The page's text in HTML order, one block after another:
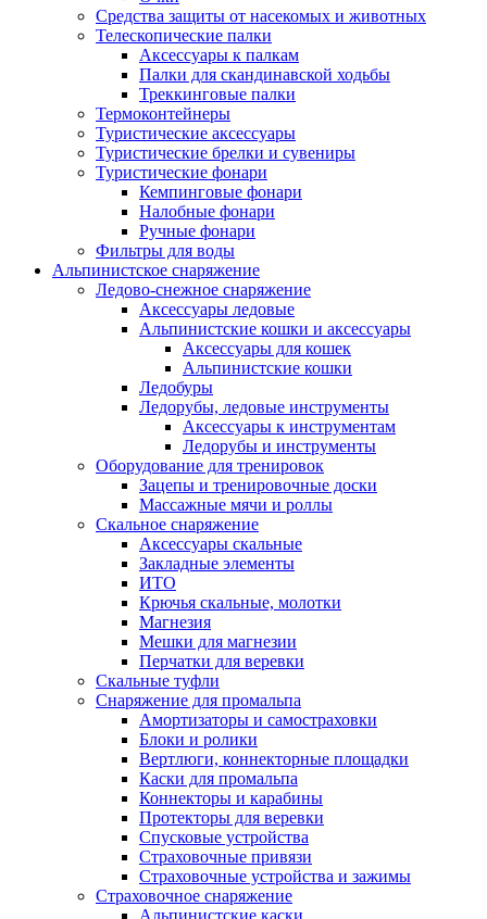
Средства защиты от насекомых и животных
Телескопические палки
Аксессуары к палкам
Палки для скандинавской ходьбы
Треккинговые палки
Термоконтейнеры
Туристические аксессуары
Туристические брелки и сувениры
Туристические фонари
Кемпинговые фонари
Налобные фонари
Ручные фонари
Фильтры для воды
Альпинистское снаряжение
Ледово-снежное снаряжение
Аксессуары ледовые
Альпинистские кошки и аксессуары
Аксессуары для кошек
Альпинистские кошки
Ледобуры
Ледорубы, ледовые инструменты
Аксессуары к инструментам
Ледорубы и инструменты
Оборудование для тренировок
Зацепы и тренировочные доски
Массажные мячи и роллы
Скальное снаряжение
Аксессуары скальные
Закладные элементы
ИТО
Крючья скальные, молотки
Магнезия
Мешки для магнезии
Перчатки для веревки
Скальные туфли
Снаряжение для промальпа
Амортизаторы и самостраховки
Блоки и ролики
Вертлюги, коннекторные площадки
Каски для промальпа
Коннекторы и карабины
Протекторы для веревки
Спусковые устройства
Страховочные привязи
Страховочные устройства и зажимы
Страховочное снаряжение
Альпинистские каски